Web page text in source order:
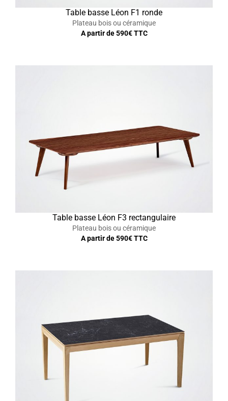
Table basse Léon F1 ronde
Plateau bois ou céramique
A partir de590€ TTC
Table basse Léon F3 rectangulaire
Plateau bois ou céramique
A partir de590€ TTC